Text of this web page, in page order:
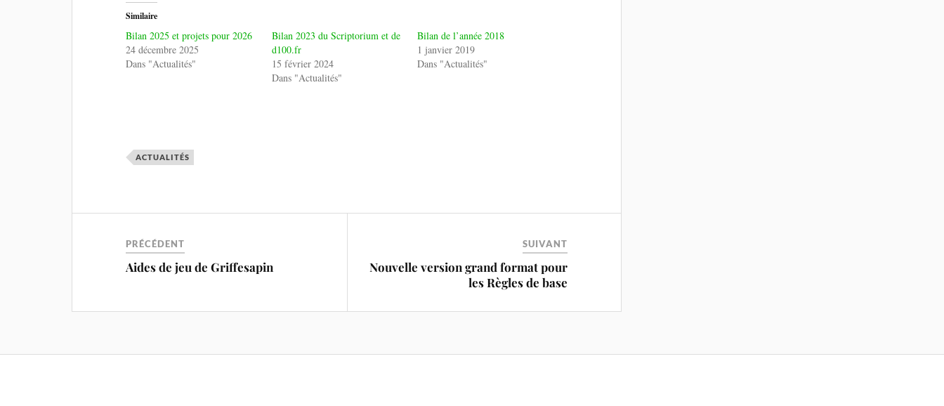
Similaire
Bilan 2025 et projets pour 2026
24 décembre 2025
Dans "Actualités"
Bilan 2023 du Scriptorium et de
d100.fr
15 février 2024
Dans "Actualités"
Bilan de l’année 2018
1 janvier 2019
Dans "Actualités"
ACTUALITÉS
PRÉCÉDENT
Aides de jeu de Griffesapin
SUIVANT
Nouvelle version grand format pour
les Règles de base